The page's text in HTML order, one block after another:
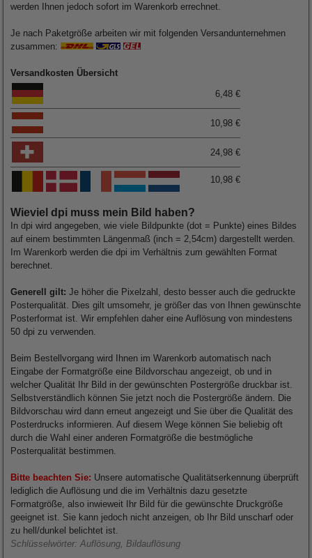
werden Ihnen jedoch sofort im Warenkorb errechnet.
Je nach Paketgröße arbeiten wir mit folgenden Versandunternehmen
zusammen:
Versandkosten Übersicht
6,48 €
10,98 €
24,98 €
10,98 €
Wieviel dpi muss mein Bild haben?
In dpi wird angegeben, wie viele Bildpunkte (dot = Punkte) eines Bildes
auf einem bestimmten Längenmaß (inch = 2,54cm) dargestellt werden.
Im Warenkorb werden die dpi im Verhältnis zum gewählten Format
berechnet.
Generell gilt: Je höher die Pixelzahl, desto besser auch die gedruckte
Posterqualität. Dies gilt umsomehr, je größer das von Ihnen gewünschte
Posterformat ist. Wir empfehlen daher eine Auflösung von mindestens
50 dpi zu verwenden.
Beim Bestellvorgang wird Ihnen im Warenkorb automatisch nach
Eingabe der Formatgröße eine Bildvorschau angezeigt, ob und in
welcher Qualität Ihr Bild in der gewünschten Postergröße druckbar ist.
Selbstverständlich können Sie jetzt noch die Postergröße ändern. Die
Bildvorschau wird dann erneut angezeigt und Sie über die Qualität des
Posterdrucks informieren. Auf diesem Wege können Sie beliebig oft
durch die Wahl einer anderen Formatgröße die bestmögliche
Posterqualität bestimmen.
Bitte beachten Sie: Unsere automatische Qualitätserkennung überprüft
lediglich die Auflösung und die im Verhältnis dazu gesetzte
Formatgröße, also inwieweit Ihr Bild für die gewünschte Druckgröße
geeignet ist. Sie kann jedoch nicht anzeigen, ob Ihr Bild unscharf oder
zu hell/dunkel belichtet ist.
Schlüsselwörter: Auflösung, Bildauflösung